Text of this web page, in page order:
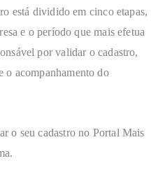
está dividido em cinco etapas,
e o período que mais efetua
por validar o cadastro,
o acompanhamento do
o seu cadastro no Portal Mais